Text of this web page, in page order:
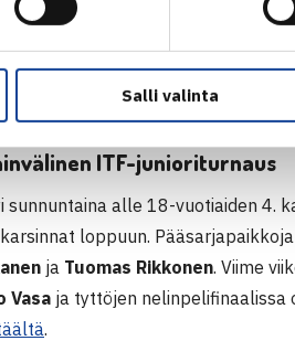
Salli valinta
ITF-junioriturnaus
sunnuntaina alle 18-vuotiaiden 4.
loppuun.
ja Tuomas Rikkonen. Viime
Vasa ja tyttöjen nelinpelifinaalissa
.